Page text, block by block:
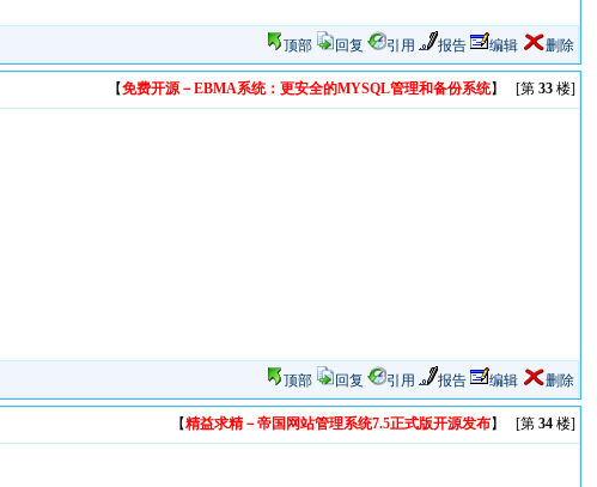
顶部 回复 引用 报告 编辑 删除
【免费开源－EBMA系统：更安全的MYSQL管理和备份系统】 [第 33楼]
顶部 回复 引用 报告 编辑 删除
【精益求精－帝国网站管理系统7.5正式版开源发布】 [第 34楼]